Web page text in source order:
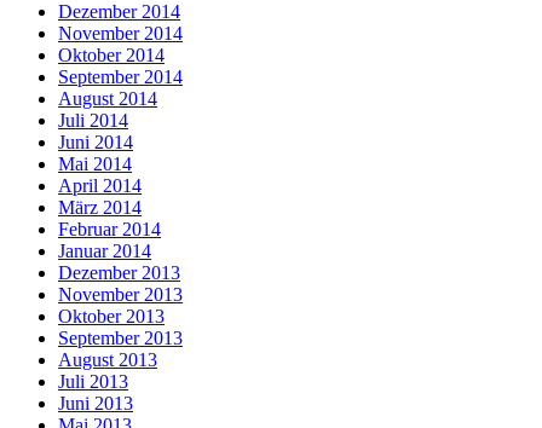
Dezember 2014
November 2014
Oktober 2014
September 2014
August 2014
Juli 2014
Juni 2014
Mai 2014
April 2014
März 2014
Februar 2014
Januar 2014
Dezember 2013
November 2013
Oktober 2013
September 2013
August 2013
Juli 2013
Juni 2013